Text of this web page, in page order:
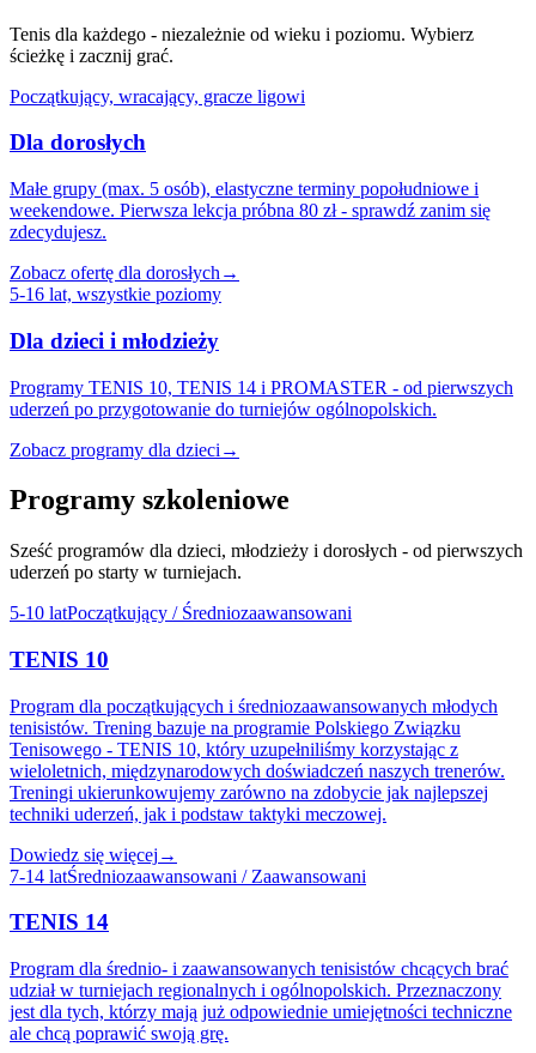
Tenis dla każdego - niezależnie od wieku i poziomu. Wybierz
ścieżkę i zacznij grać.
Początkujący, wracający, gracze ligowi
Dla dorosłych
Małe grupy (max. 5 osób), elastyczne terminy popołudniowe i
weekendowe. Pierwsza lekcja próbna 80 zł - sprawdź zanim się
zdecydujesz.
Zobacz ofertę dla dorosłych →
5-16 lat, wszystkie poziomy
Dla dzieci i młodzieży
Programy TENIS 10, TENIS 14 i PROMASTER - od pierwszych
uderzeń po przygotowanie do turniejów ogólnopolskich.
Zobacz programy dla dzieci →
Programy szkoleniowe
Sześć programów dla dzieci, młodzieży i dorosłych - od pierwszych
uderzeń po starty w turniejach.
5-10 latPoczątkujący / Średniozaawansowani
TENIS 10
Program dla początkujących i średniozaawansowanych młodych
tenisistów. Trening bazuje na programie Polskiego Związku
Tenisowego - TENIS 10, który uzupełniliśmy korzystając z
wieloletnich, międzynarodowych doświadczeń naszych trenerów.
Treningi ukierunkowujemy zarówno na zdobycie jak najlepszej
techniki uderzeń, jak i podstaw taktyki meczowej.
Dowiedz się więcej →
7-14 latŚredniozaawansowani / Zaawansowani
TENIS 14
Program dla średnio- i zaawansowanych tenisistów chcących brać
udział w turniejach regionalnych i ogólnopolskich. Przeznaczony
jest dla tych, którzy mają już odpowiednie umiejętności techniczne
ale chcą poprawić swoją grę.